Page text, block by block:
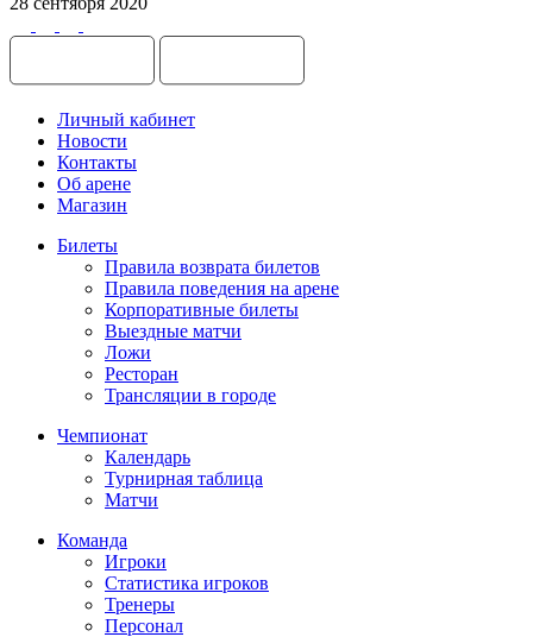
Личный кабинет
Новости
Контакты
Об арене
Магазин
Билеты
Правила возврата билетов
Правила поведения на арене
Корпоративные билеты
Выездные матчи
Ложи
Ресторан
Трансляции в городе
Чемпионат
Календарь
Турнирная таблица
Матчи
Команда
Игроки
Статистика игроков
Тренеры
Персонал